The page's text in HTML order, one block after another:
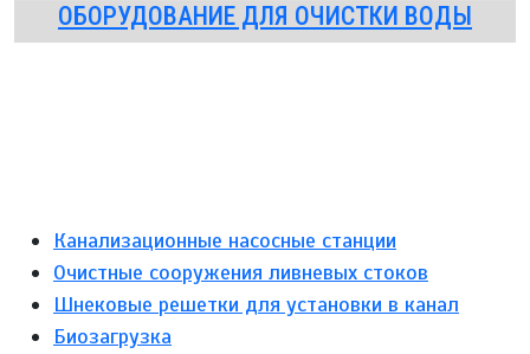
ОБОРУДОВАНИЕ ДЛЯ ОЧИСТКИ ВОДЫ
Канализационные насосные станции
Очистные сооружения ливневых стоков
Шнековые решетки для установки в канал
Биозагрузка